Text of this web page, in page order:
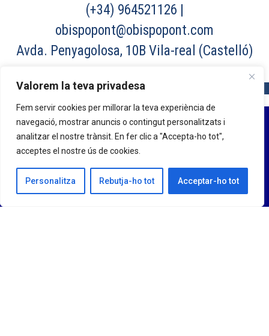
Valorem la teva privadesa
Fem servir cookies per millorar la teva experiència de
navegació, mostrar anuncis o contingut personalitzats i
analitzar el nostre trànsit. En fer clic a "Accepta-ho tot",
acceptes el nostre ús de cookies.
Personalitza Rebutja-ho tot Acceptar-ho tot
(+34) 964521126 |
obispopont@obispopont.com
Avda. Penyagolosa, 10B Vila-real (Castelló)